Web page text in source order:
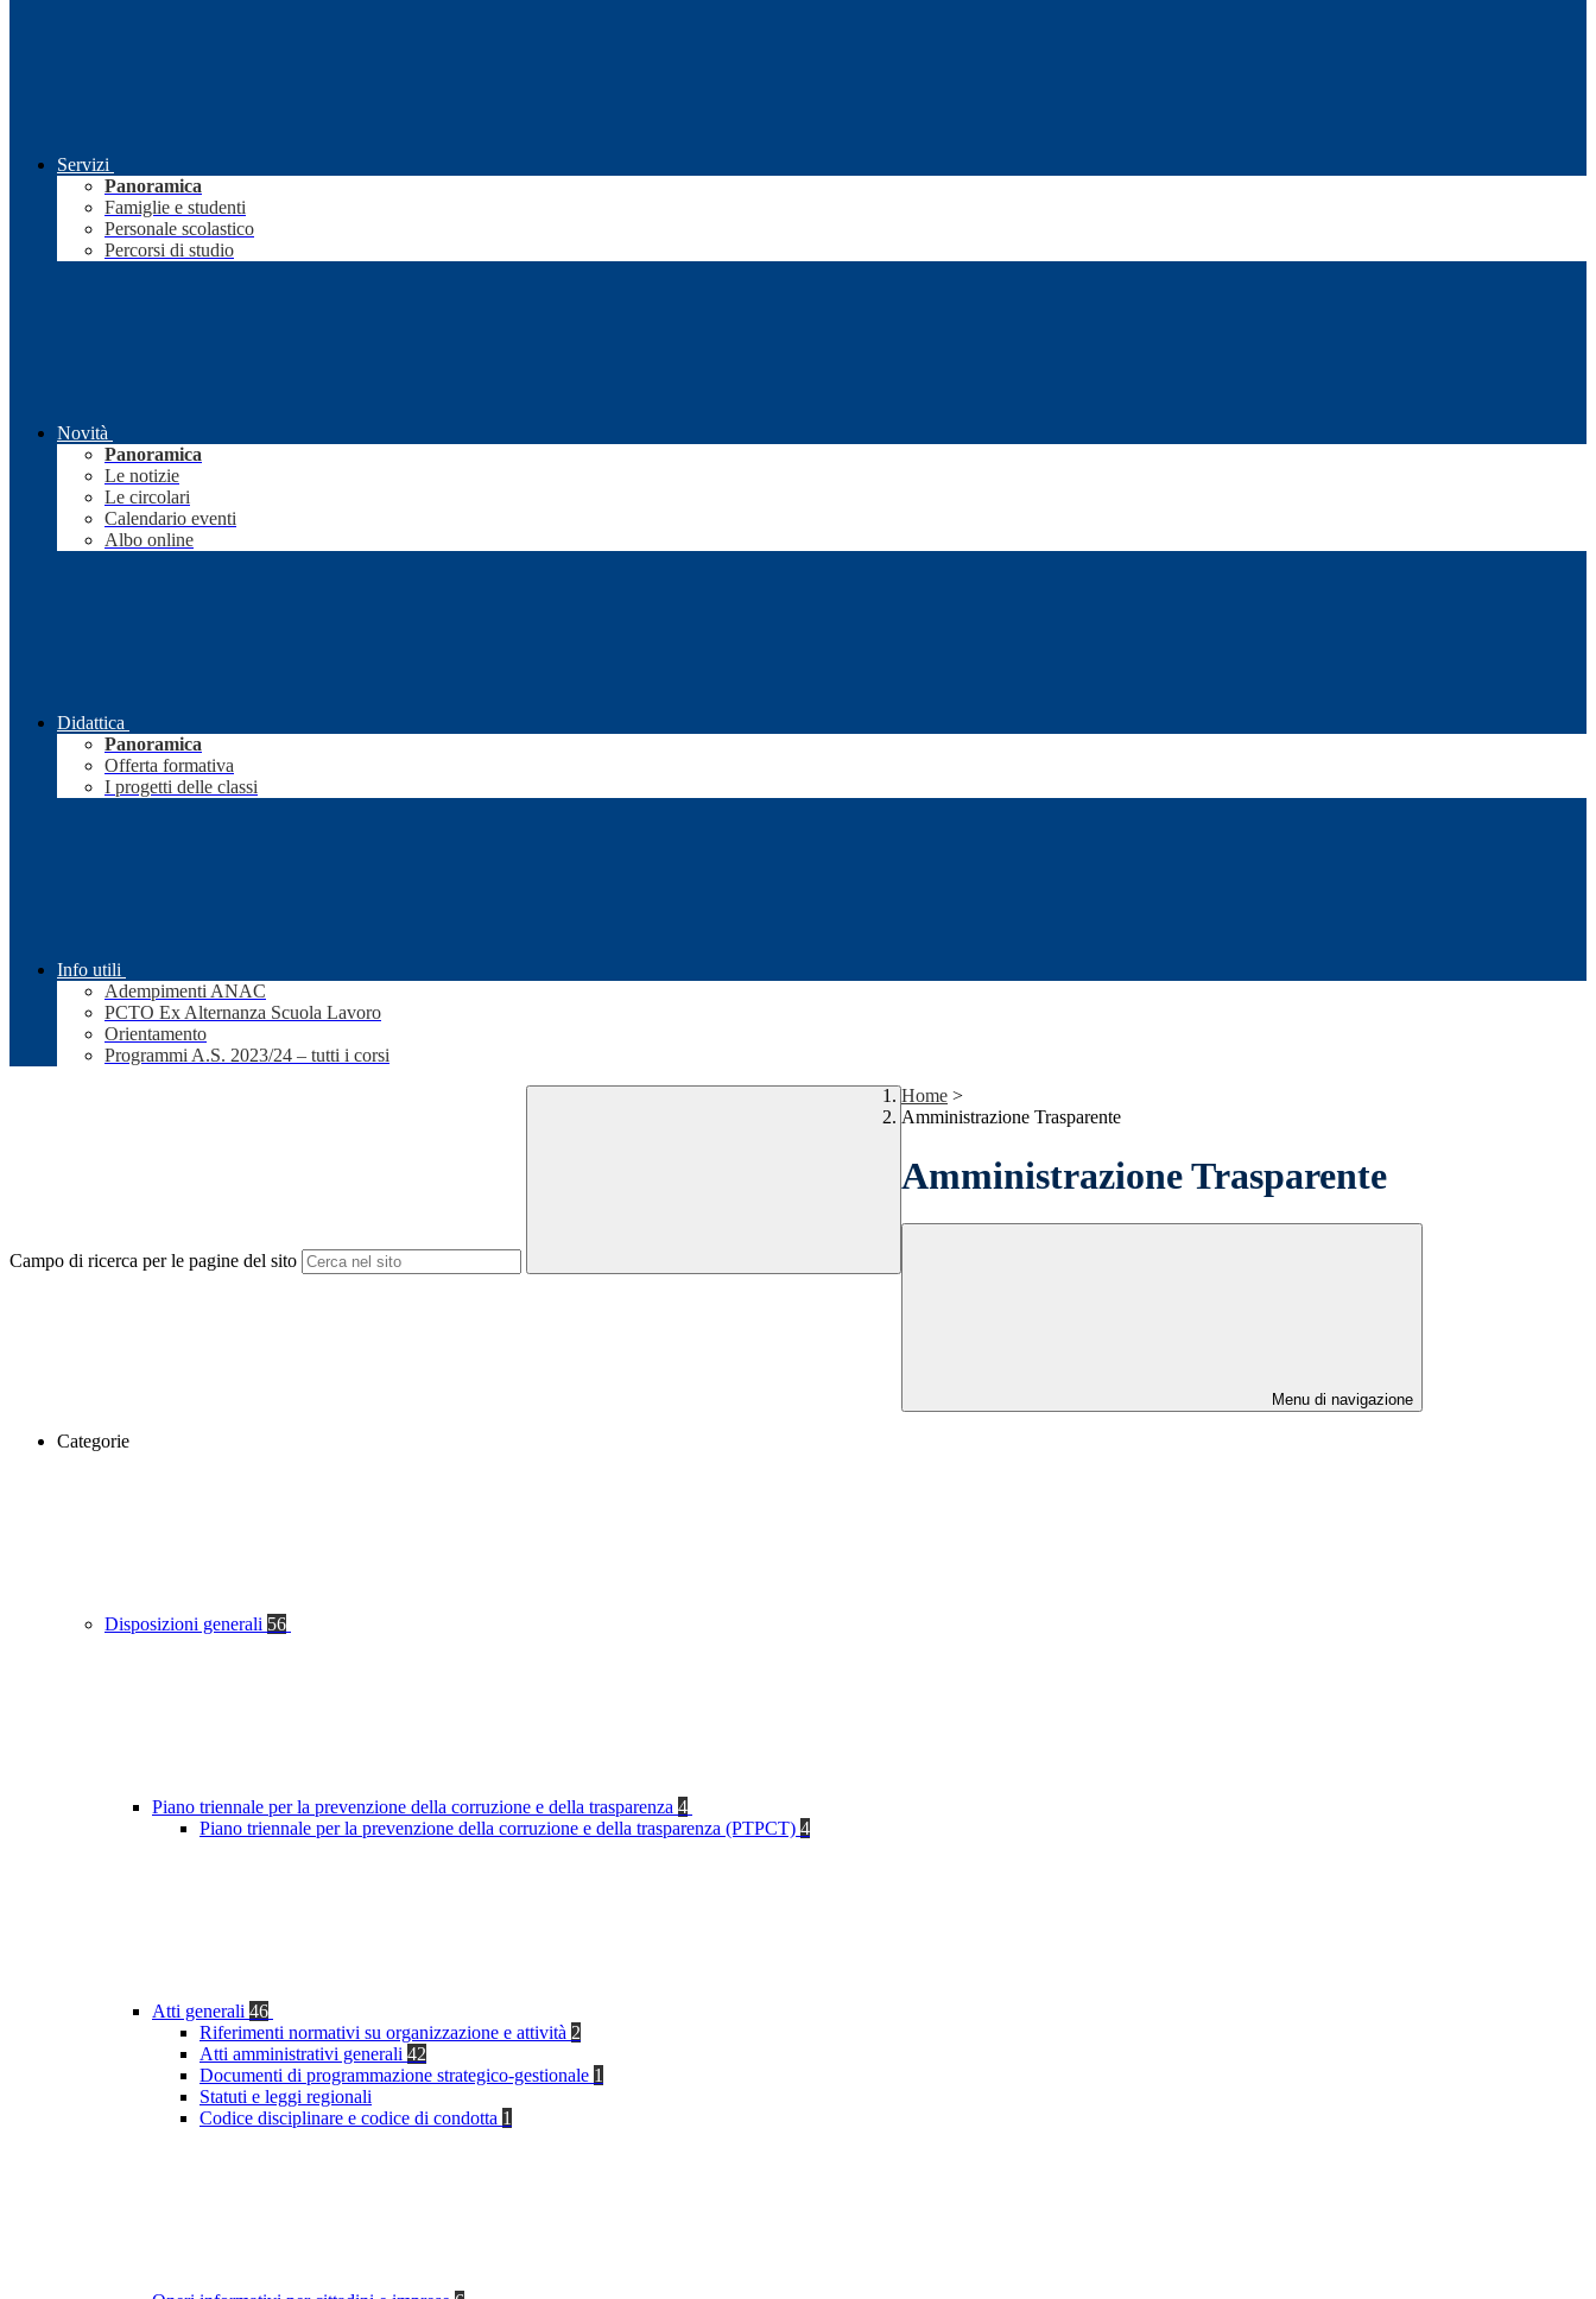
Servizi
Panoramica
Famiglie e studenti
Personale scolastico
Percorsi di studio
Novità
Panoramica
Le notizie
Le circolari
Calendario eventi
Albo online
Didattica
Panoramica
Offerta formativa
I progetti delle classi
Info utili
Adempimenti ANAC
PCTO Ex Alternanza Scuola Lavoro
Orientamento
Programmi A.S. 2023/24 – tutti i corsi
Campo di ricerca per le pagine del sito
Home >
Amministrazione Trasparente
Amministrazione Trasparente
Menu di navigazione
Categorie
Disposizioni generali 56
Piano triennale per la prevenzione della corruzione e della trasparenza 4
Piano triennale per la prevenzione della corruzione e della trasparenza (PTPCT) 4
Atti generali 46
Riferimenti normativi su organizzazione e attività 2
Atti amministrativi generali 42
Documenti di programmazione strategico-gestionale 1
Statuti e leggi regionali
Codice disciplinare e codice di condotta 1